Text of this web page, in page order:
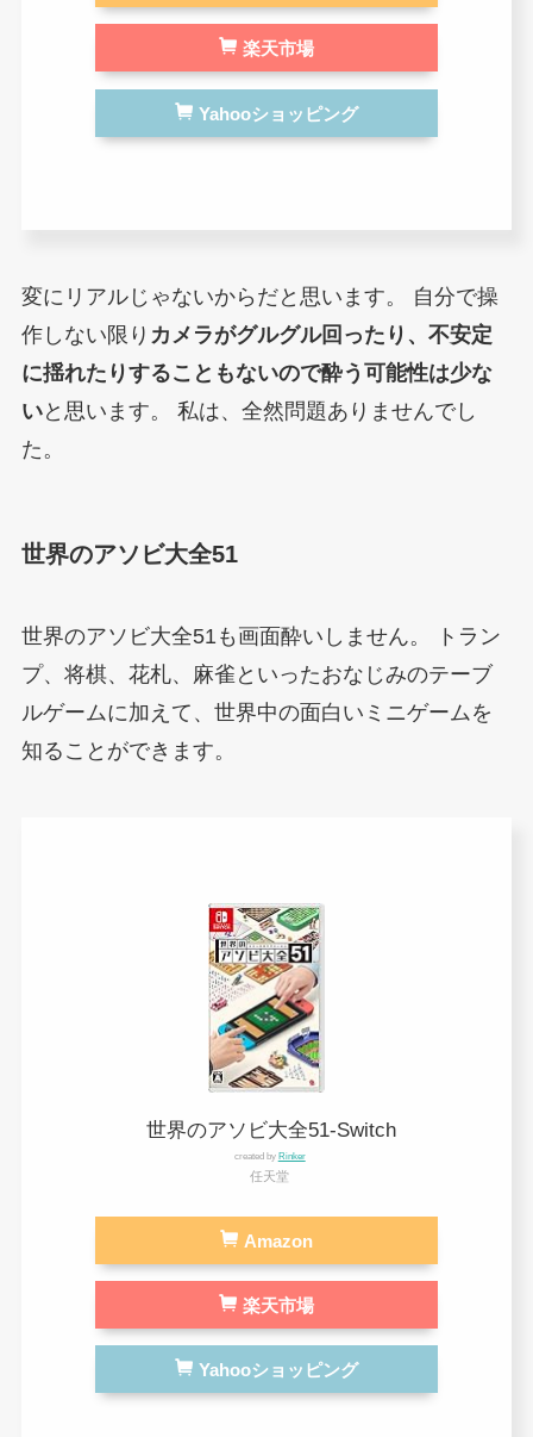
楽天市場
Yahooショッピング
変にリアルじゃないからだと思います。
自分で操
作しない限り カメラがグルグル回ったり、不安定
に揺れたりすることもないので酔う可能性は少な
いと思います。 私は、全然問題ありませんでし
た。
世界のアソビ大全51
世界のアソビ大全51も画面酔いしません。
トラン
プ、将棋、花札、麻雀といったおなじみのテーブ
ルゲームに加えて、世界中の面白いミニゲームを
知ることができます。
世界のアソビ大全51-Switch
created by Rinker
任天堂
Amazon
楽天市場
Yahooショッピング